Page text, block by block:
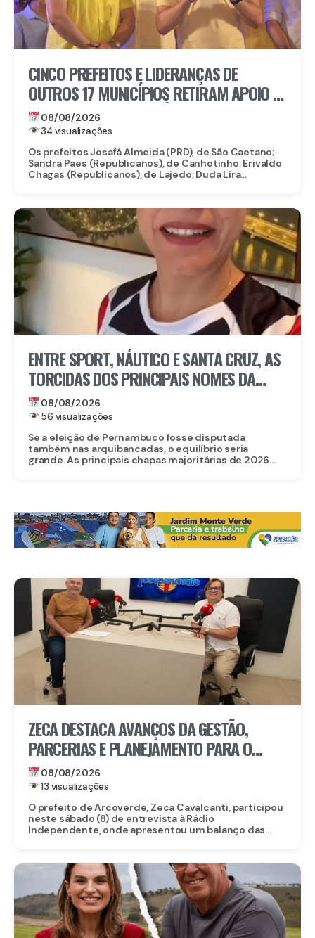
CINCO PREFEITOS E LIDERANÇAS DE
OUTROS 17 MUNICÍPIOS RETIRAM APOIO À
CANDIDATURA DE MARÍLIA ARRAES
08/08/2026
34 visualizações
Os prefeitos Josafá Almeida (PRD), de São Caetano;
Sandra Paes (Republicanos), de Canhotinho; Erivaldo
Chagas (Republicanos), de Lajedo; Duda Lira...
ENTRE SPORT, NÁUTICO E SANTA CRUZ, AS
TORCIDAS DOS PRINCIPAIS NOMES DA
ELEIÇÃO EM PERNAMBUCO
08/08/2026
56 visualizações
Se a eleição de Pernambuco fosse disputada
também nas arquibancadas, o equilíbrio seria
grande. As principais chapas majoritárias de 2026...
ZECA DESTACA AVANÇOS DA GESTÃO,
PARCERIAS E PLANEJAMENTO PARA O
FUTURO DE ARCOVERDE
08/08/2026
13 visualizações
O prefeito de Arcoverde, Zeca Cavalcanti, participou
neste sábado (8) de entrevista à Rádio
Independente, onde apresentou um balanço das...